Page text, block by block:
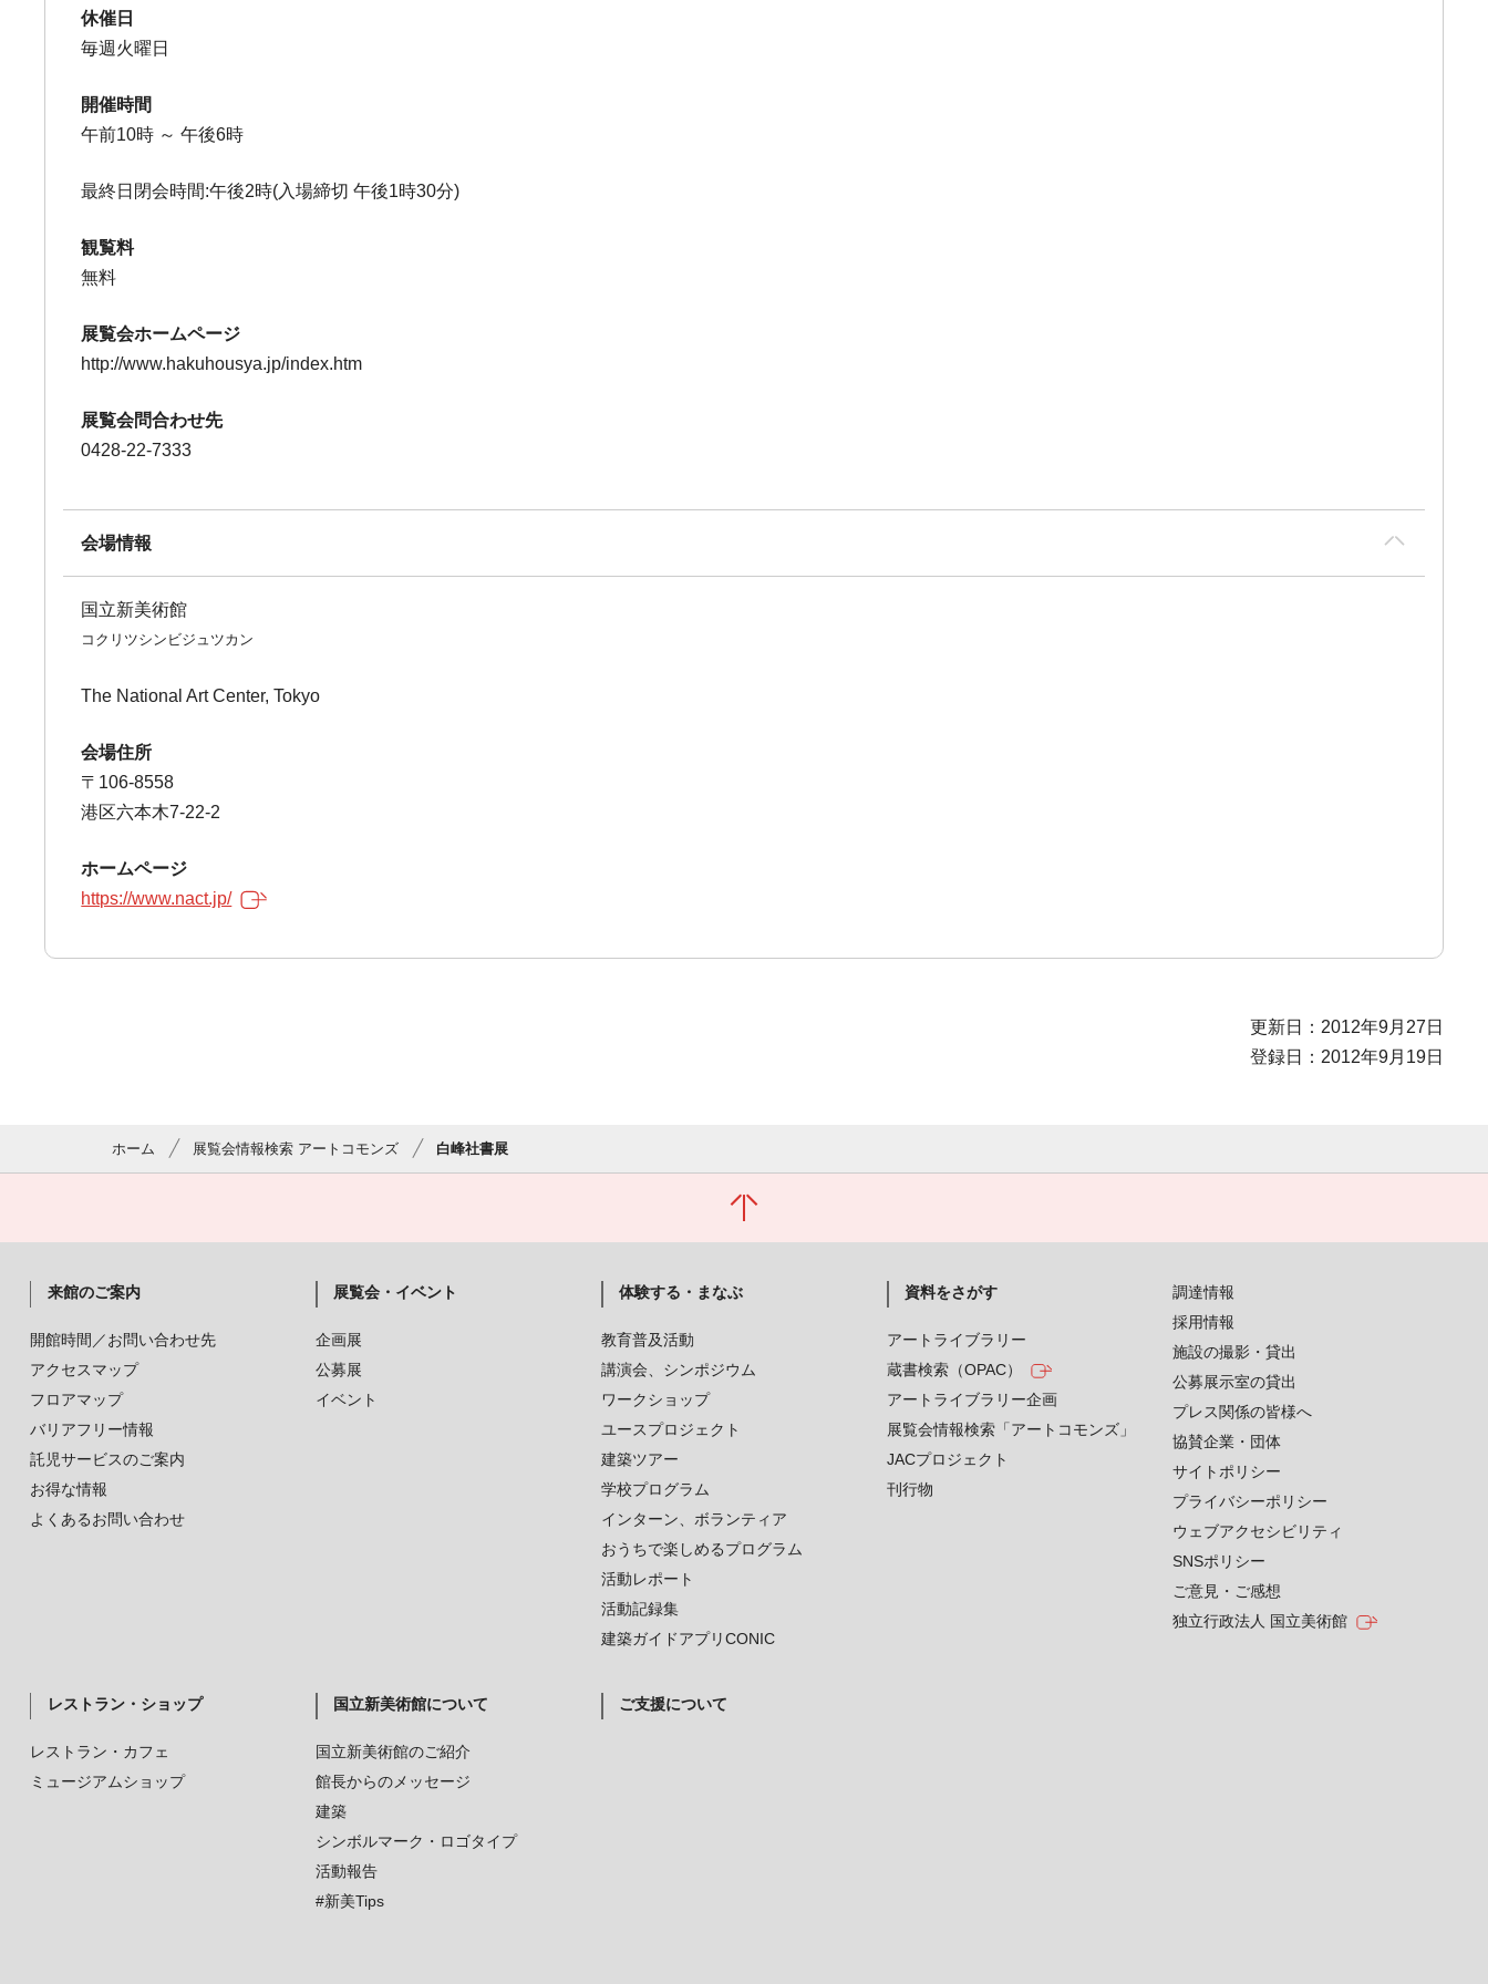
休催日
毎週火曜日
開催時間
午前10時 ～ 午後6時
最終日閉会時間:午後2時(入場締切 午後1時30分)
観覧料
無料
展覧会ホームページ
http://www.hakuhousya.jp/index.htm
展覧会問合わせ先
0428-22-7333
会場情報
国立新美術館
コクリツシンビジュツカン
The National Art Center, Tokyo
会場住所
〒106-8558
港区六本木7-22-2
ホームページ
https://www.nact.jp/
更新日：2012年9月27日
登録日：2012年9月19日
ホーム 展覧会情報検索 アートコモンズ 白峰社書展
来館のご案内
開館時間／お問い合わせ先
アクセスマップ
フロアマップ
バリアフリー情報
託児サービスのご案内
お得な情報
よくあるお問い合わせ
展覧会・イベント
企画展
公募展
イベント
体験する・まなぶ
教育普及活動
講演会、シンポジウム
ワークショップ
ユースプロジェクト
建築ツアー
学校プログラム
インターン、ボランティア
おうちで楽しめるプログラム
活動レポート
活動記録集
建築ガイドアプリCONIC
資料をさがす
アートライブラリー
蔵書検索（OPAC）
アートライブラリー企画
展覧会情報検索「アートコモンズ」
JACプロジェクト
刊行物
レストラン・ショップ
レストラン・カフェ
ミュージアムショップ
国立新美術館について
国立新美術館のご紹介
館長からのメッセージ
建築
シンボルマーク・ロゴタイプ
活動報告
#新美Tips
ご支援について
調達情報
採用情報
施設の撮影・貸出
公募展示室の貸出
プレス関係の皆様へ
協賛企業・団体
サイトポリシー
プライバシーポリシー
ウェブアクセシビリティ
SNSポリシー
ご意見・ご感想
独立行政法人 国立美術館